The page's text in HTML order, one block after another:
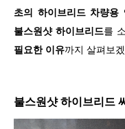
초의 하이브리드 차량용
불스원샷 하이브리드를
필요한 이유까지 살펴보
불스원샷 하이브리드